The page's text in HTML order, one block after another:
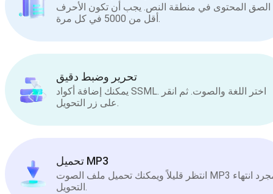
الصق المحتوى في منطقة النص. يجب أن تكون الأحرف
أقل من 5000 في كل مرة.
تحرير وضبط دقيق
يمكنك إضافة أكواد SSML. اختر اللغة والصوت. ثم انقر
على زر التحويل.
تحميل MP3
انتظر قليلاً ويمكنك تحميل ملف الصوت MP3 بمجرد انتهاء
التحويل.